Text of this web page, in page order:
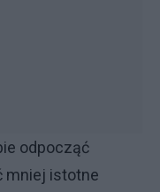
odpocząć
mniej istotne